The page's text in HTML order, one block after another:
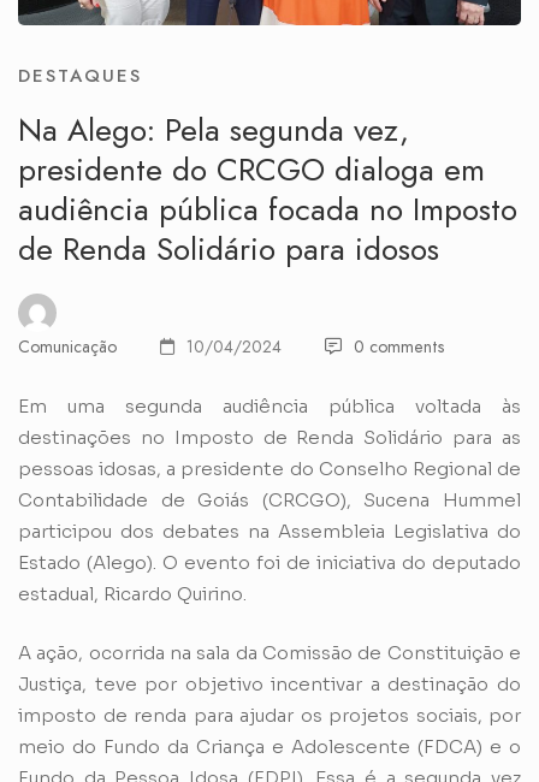
DESTAQUES
Na Alego: Pela segunda vez,
presidente do CRCGO dialoga em
audiência pública focada no Imposto
de Renda Solidário para idosos
Comunicação 10/04/2024 0 comments
Em uma segunda audiência pública voltada às
destinações no Imposto de Renda Solidário para as
pessoas idosas, a presidente do Conselho Regional de
Contabilidade de Goiás (CRCGO), Sucena Hummel
participou dos debates na Assembleia Legislativa do
Estado (Alego). O evento foi de iniciativa do deputado
estadual, Ricardo Quirino.
A ação, ocorrida na sala da Comissão de Constituição e
Justiça, teve por objetivo incentivar a destinação do
imposto de renda para ajudar os projetos sociais, por
meio do Fundo da Criança e Adolescente (FDCA) e o
Fundo da Pessoa Idosa (FDPI). Essa é a segunda vez